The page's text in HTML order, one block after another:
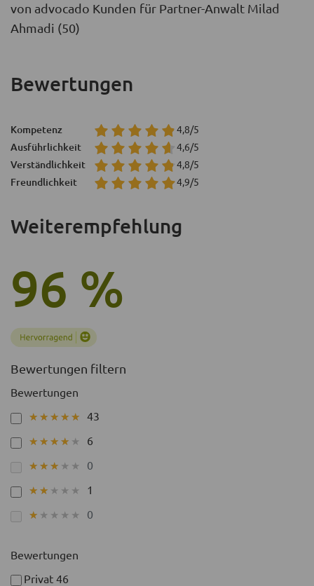
von advocado Kunden für Partner-Anwalt Milad
Ahmadi (50)
Weiterempfehlung
96 %
Bewertungen
Kompetenz 4,8/5
Ausführlichkeit 4,6/5
Verständlichkeit 4,8/5
Freundlichkeit 4,9/5
Bewertungen filtern
Bewertungen
★★★★★
★★★★★ 43
★★★★★
★★★★★ 6
★★★★★
★★★★★ 0
★★★★★
★★★★★ 1
★★★★★
★★★★★ 0
Bewertungen
Privat 46